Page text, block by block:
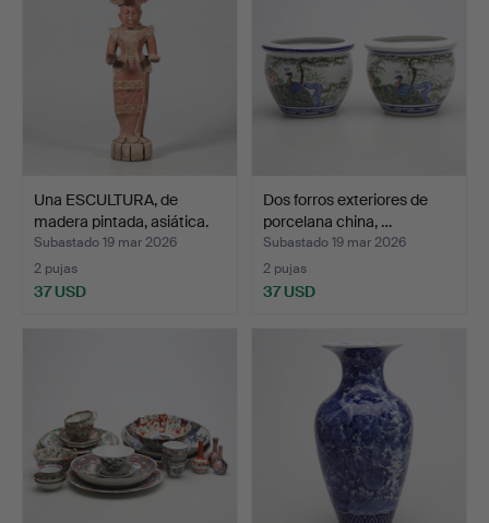
Una ESCULTURA, de
madera pintada, asiática.
Subastado 19 mar 2026
2 pujas
37 USD
Dos forros exteriores de
porcelana china, …
Subastado 19 mar 2026
2 pujas
37 USD